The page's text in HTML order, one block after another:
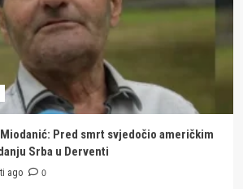
Pred smrt svjedočio američkim
Srba u Derventi
ago 0